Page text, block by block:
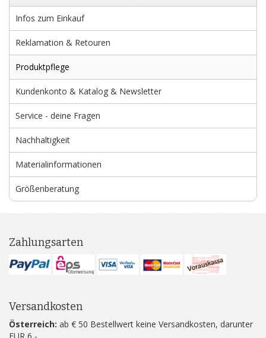
Infos zum Einkauf
Reklamation & Retouren
Produktpflege
Kundenkonto & Katalog & Newsletter
Service - deine Fragen
Nachhaltigkeit
Materialinformationen
Größenberatung
Zahlungsarten
Versandkosten
Österreich: ab € 50 Bestellwert keine Versandkosten, darunter